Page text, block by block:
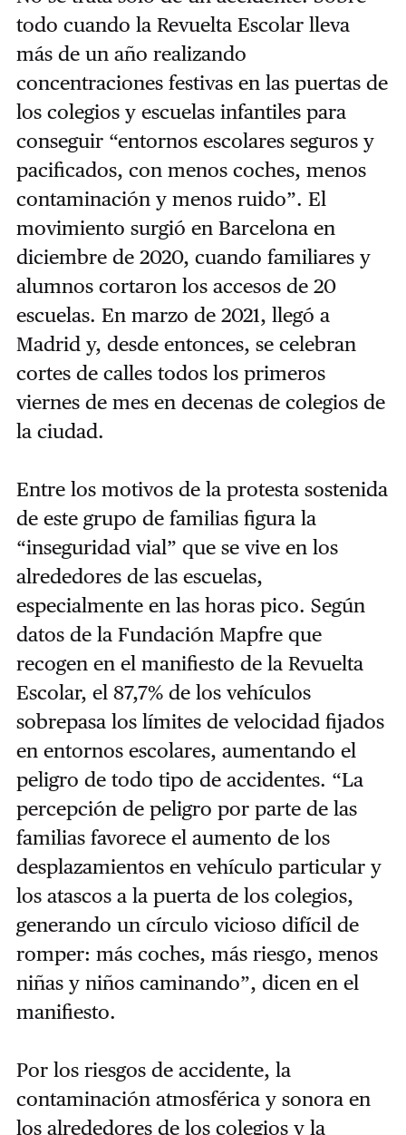
todo cuando la Revuelta Escolar lleva
más de un año realizando
concentraciones festivas en las puertas de
los colegios y escuelas infantiles para
conseguir “entornos escolares seguros y
pacificados, con menos coches, menos
contaminación y menos ruido”. El
movimiento surgió en Barcelona en
diciembre de 2020, cuando familiares y
alumnos cortaron los accesos de 20
escuelas. En marzo de 2021, llegó a
Madrid y, desde entonces, se celebran
cortes de calles todos los primeros
viernes de mes en decenas de colegios de
la ciudad.
Entre los motivos de la protesta sostenida
de este grupo de familias figura la
“inseguridad vial” que se vive en los
alrededores de las escuelas,
especialmente en las horas pico. Según
datos de la Fundación Mapfre que
recogen en el manifiesto de la Revuelta
Escolar, el 87,7% de los vehículos
sobrepasa los límites de velocidad fijados
en entornos escolares, aumentando el
peligro de todo tipo de accidentes. “La
percepción de peligro por parte de las
familias favorece el aumento de los
desplazamientos en vehículo particular y
los atascos a la puerta de los colegios,
generando un círculo vicioso difícil de
romper: más coches, más riesgo, menos
niñas y niños caminando”, dicen en el
manifiesto.
Por los riesgos de accidente, la
contaminación atmosférica y sonora en
los alrededores de los colegios y la